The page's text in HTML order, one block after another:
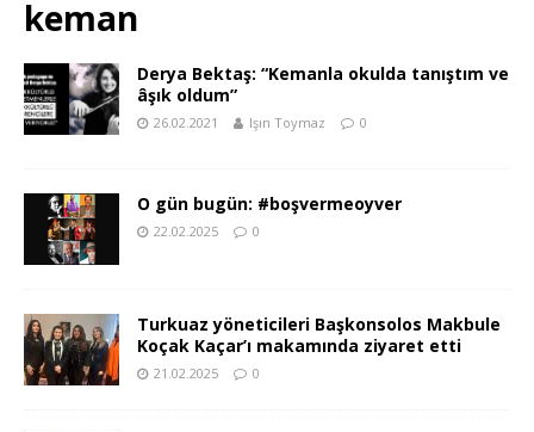
keman
Derya Bektaş: “Kemanla okulda tanıştım ve
âşık oldum”
26.02.2021 Işın Toymaz 0
O gün bugün: #boşvermeoyver
22.02.2025 0
Turkuaz yöneticileri Başkonsolos Makbule
Koçak Kaçar’ı makamında ziyaret etti
21.02.2025 0